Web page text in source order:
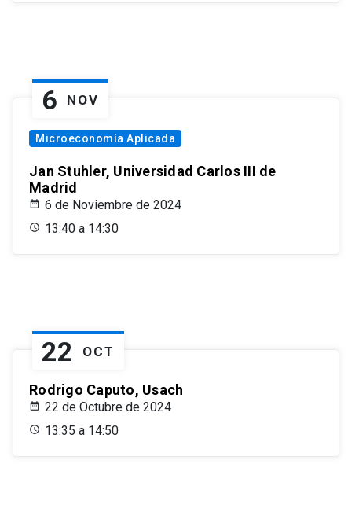
6 NOV
Microeconomía Aplicada
Jan Stuhler, Universidad Carlos III de
Madrid
6 de Noviembre de 2024
13:40 a 14:30
22 OCT
Rodrigo Caputo, Usach
22 de Octubre de 2024
13:35 a 14:50